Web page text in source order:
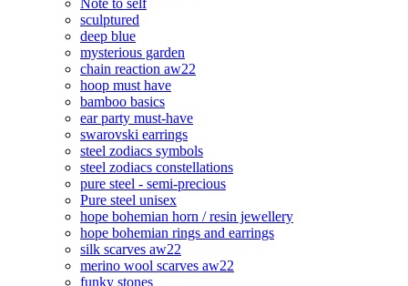
Note to self
sculptured
deep blue
mysterious garden
chain reaction aw22
hoop must have
bamboo basics
ear party must-have
swarovski earrings
steel zodiacs symbols
steel zodiacs constellations
pure steel - semi-precious
Pure steel unisex
hope bohemian horn / resin jewellery
hope bohemian rings and earrings
silk scarves aw22
merino wool scarves aw22
funky stones